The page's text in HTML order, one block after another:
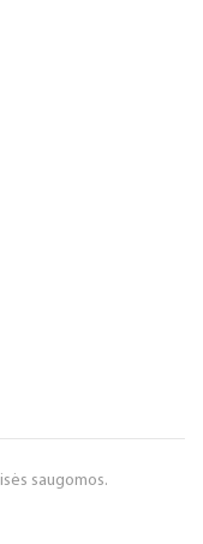
saugomos.